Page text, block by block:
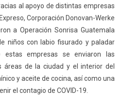
al apoyo de distintas empresas
Corporación Donovan-Werke
a Operación Sonrisa Guatemala
niños con labio fisurado y paladar
estas empresas se enviaron las
áreas de la ciudad y el interior del
y aceite de cocina, así como una
el contagio de COVID-19.